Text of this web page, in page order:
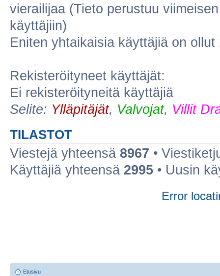
vierailijaa (Tieto perustuu
käyttäjiin)
Eniten yhtaikaisia käyttäjiä on ollut
Rekisteröityneet käyttäjät:
Ei rekisteröityneitä käyttäjiä
Selite: Ylläpitäjät, Valvojat, Villit
TILASTOT
Viestejä yhteensä 8967 •
Käyttäjiä yhteensä 2995 • Uusin
Error
Etusivu